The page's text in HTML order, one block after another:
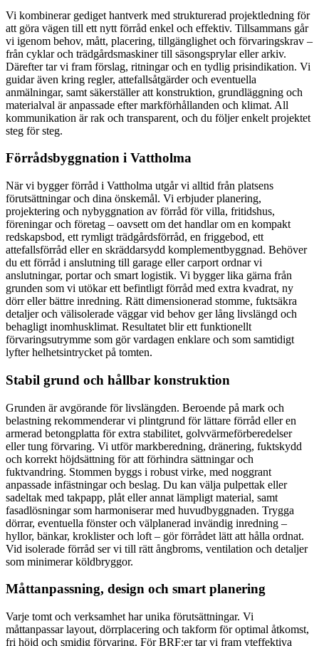
Vi kombinerar gediget hantverk med strukturerad projektledning för
att göra vägen till ett nytt förråd enkel och effektiv. Tillsammans går
vi igenom behov, mått, placering, tillgänglighet och förvaringskrav –
från cyklar och trädgårdsmaskiner till säsongsprylar eller arkiv.
Därefter tar vi fram förslag, ritningar och en tydlig prisindikation. Vi
guidar även kring regler, attefallsåtgärder och eventuella
anmälningar, samt säkerställer att konstruktion, grundläggning och
materialval är anpassade efter markförhållanden och klimat. All
kommunikation är rak och transparent, och du följer enkelt projektet
steg för steg.
Förrådsbyggnation i Vattholma
När vi bygger förråd i Vattholma utgår vi alltid från platsens
förutsättningar och dina önskemål. Vi erbjuder planering,
projektering och nybyggnation av förråd för villa, fritidshus,
föreningar och företag – oavsett om det handlar om en kompakt
redskapsbod, ett rymligt trädgårdsförråd, en friggebod, ett
attefallsförråd eller en skräddarsydd komplementbyggnad. Behöver
du ett förråd i anslutning till garage eller carport ordnar vi
anslutningar, portar och smart logistik. Vi bygger lika gärna från
grunden som vi utökar ett befintligt förråd med extra kvadrat, ny
dörr eller bättre inredning. Rätt dimensionerad stomme, fuktsäkra
detaljer och välisolerade väggar vid behov ger lång livslängd och
behagligt inomhusklimat. Resultatet blir ett funktionellt
förvaringsutrymme som gör vardagen enklare och som samtidigt
lyfter helhetsintrycket på tomten.
Stabil grund och hållbar konstruktion
Grunden är avgörande för livslängden. Beroende på mark och
belastning rekommenderar vi plintgrund för lättare förråd eller en
armerad betongplatta för extra stabilitet, golvvärmeförberedelser
eller tung förvaring. Vi utför markberedning, dränering, fuktskydd
och korrekt höjdsättning för att förhindra sättningar och
fuktvandring. Stommen byggs i robust virke, med noggrant
anpassade infästningar och beslag. Du kan välja pulpettak eller
sadeltak med takpapp, plåt eller annat lämpligt material, samt
fasadlösningar som harmoniserar med huvudbyggnaden. Trygga
dörrar, eventuella fönster och välplanerad invändig inredning –
hyllor, bänkar, kroklister och loft – gör förrådet lätt att hålla ordnat.
Vid isolerade förråd ser vi till rätt ångbroms, ventilation och detaljer
som minimerar köldbryggor.
Måttanpassning, design och smart planering
Varje tomt och verksamhet har unika förutsättningar. Vi
måttanpassar layout, dörrplacering och takform för optimal åtkomst,
fri höjd och smidig förvaring. För BRF:er tar vi fram yteffektiva